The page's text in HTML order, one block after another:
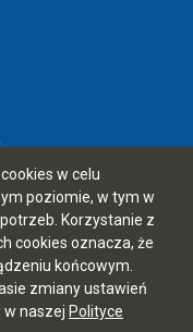
w celu
poziomie, w tym w
Korzystanie z
cookies oznacza, że
końcowym.
zmiany ustawień
w naszej Polityce
09:55